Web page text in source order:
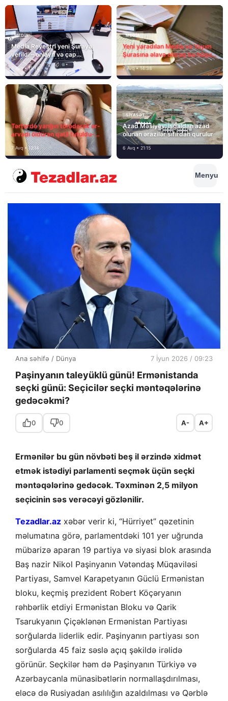
MEDİA
Media Reyestri yeni Şuraya
verildi – onlayn və çap
mediasını nə gözləyir?
7 Avq • 15:14
MEDİA
Yeni yaradılan Media və Yayım
Şurasına əlavə olaraq bu hüquq
və vəzifələr də verilib
7 Avq • 14:38
Tərtərdə yanğın törədərək ər-
arvadı öldürən qatil tutuldu-
SON DƏQİQƏ
7 Avq • 12:14
SIYASƏT
Azad Məsiyev: İşğaldan azad
olunan ərazilər sıfırdan qurulur
6 Avq • 21:15
Menyu
Ana səhifə / Dünya 7 İyun 2026 / 09:23
Paşinyanın taleyüklü günü! Ermənistanda
seçki günü: Seçicilər seçki məntəqələrinə
gedəcəkmi?
0 0 A- A+
Ermənilər bu gün növbəti beş il ərzində xidmət
etmək istədiyi parlamenti seçmək üçün seçki
məntəqələrinə gedəcək. Təxminən 2,5 milyon
seçicinin səs verəcəyi gözlənilir.
Tezadlar.az xəbər verir ki, “Hürriyet” qəzetinin
məlumatına görə, parlamentdəki 101 yer uğrunda
mübarizə aparan 19 partiya və siyasi blok arasında
Baş nazir Nikol Paşinyanın Vətəndaş Müqaviləsi
Partiyası, Samvel Karapetyanın Güclü Ermənistan
bloku, keçmiş prezident Robert Köçəryanın
rəhbərlik etdiyi Ermənistan Bloku və Qarik
Tsarukyanın Çiçəklənən Ermənistan Partiyası
sorğularda liderlik edir. Paşinyanın partiyası son
sorğularda 45 faiz səslə açıq şəkildə irəlidə
görünür. Seçkilər həm də Paşinyanın Türkiyə və
Azərbaycanla münasibətlərin normallaşdırılması,
eləcə də Rusiyadan asılılığın azaldılması və Qərblə